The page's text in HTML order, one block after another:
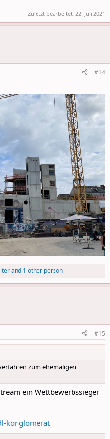
Zuletzt bearbeitet: 22. Juli 2021
#14
and 1 other person
#15
zum ehemaligen
ein Wettbewerbssieger
konglomerat